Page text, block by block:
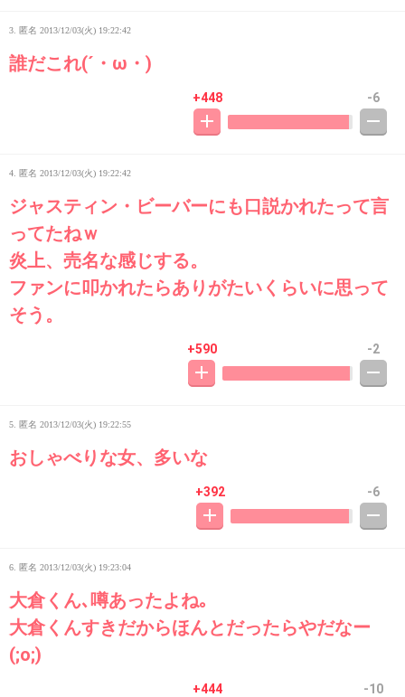
3. 匿名 2013/12/03(火) 19:22:42
誰だこれ(´・ω・)
+448 -6
4. 匿名 2013/12/03(火) 19:22:42
ジャスティン・ビーバーにも口説かれたって言
ってたねｗ
炎上、売名な感じする。
ファンに叩かれたらありがたいくらいに思って
そう。
+590 -2
5. 匿名 2013/12/03(火) 19:22:55
おしゃべりな女、多いな
+392 -6
6. 匿名 2013/12/03(火) 19:23:04
大倉くん､噂あったよね｡
大倉くんすきだからほんとだったらやだなー
(;o;)
+444 -10